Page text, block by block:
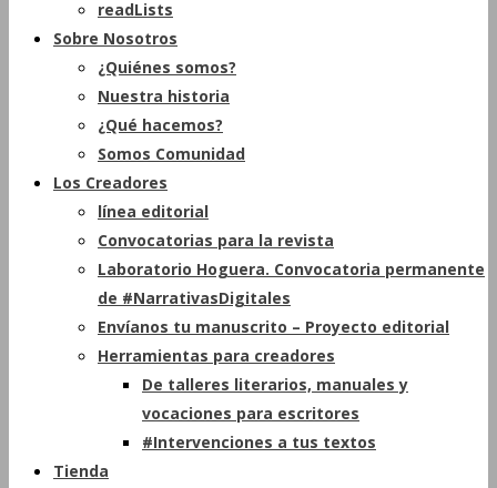
readLists
Sobre Nosotros
¿Quiénes somos?
Nuestra historia
¿Qué hacemos?
Somos Comunidad
Los Creadores
línea editorial
Convocatorias para la revista
Laboratorio Hoguera. Convocatoria permanente
de #NarrativasDigitales
Envíanos tu manuscrito – Proyecto editorial
Herramientas para creadores
De talleres literarios, manuales y
vocaciones para escritores
#Intervenciones a tus textos
Tienda